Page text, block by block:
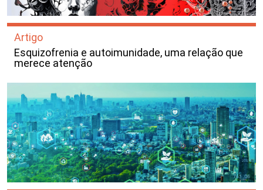
Artigo
Esquizofrenia e autoimunidade, uma relação que
merece atenção